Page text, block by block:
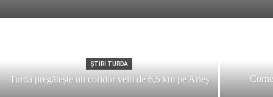
ȘTIRI TURDA
Turda pregătește un coridor velo de 6,5 km pe Arieș